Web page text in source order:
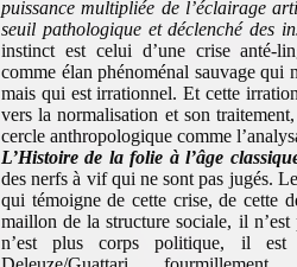
puissance multipliée de l’éclairage
seuil pathologique et déclenché des
instinct est celui d’une crise anté-
comme élan phénoménal sauvage qui
mais qui est irrationnel. Et cette
vers la normalisation et son
cercle anthropologique comme
L’Histoire de la folie à l’âge
des nerfs à vif qui ne sont pas jugés.
qui témoigne de cette crise, de cette
maillon de la structure sociale, il
n’est plus corps politique, il est